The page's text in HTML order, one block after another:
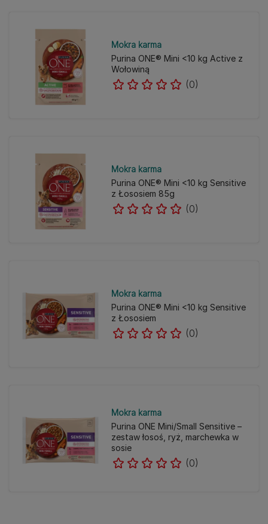
Mokra karma
Purina ONE® Mini <10 kg Active z
Wołowiną
(0)
Mokra karma
Purina ONE® Mini <10 kg Sensitive
z Łososiem 85g
(0)
Mokra karma
Purina ONE® Mini <10 kg Sensitive
z Łososiem
(0)
Mokra karma
Purina ONE Mini/Small Sensitive –
zestaw łosoś, ryż, marchewka w
sosie
(0)